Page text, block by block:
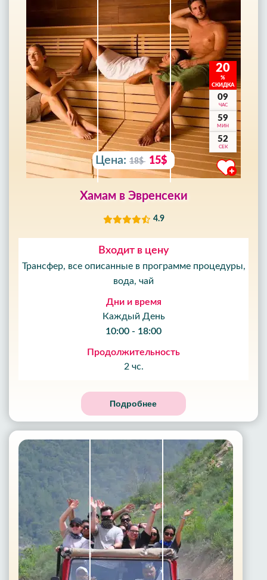
20
%
СКИДКА
09
ЧАС
59
МИН
50
СЕК
Цена: 18$ 15$
Хамам в Эвренсеки
4.9
Входит в цену
Трансфер, все описанные в программе процедуры,
вода, чай
Дни и время
Каждый День
10:00 - 18:00
Продолжительность
2 чс.
Подробнее